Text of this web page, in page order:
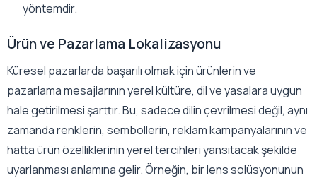
yöntemdir.
Ürün ve Pazarlama Lokalizasyonu
Küresel pazarlarda başarılı olmak için ürünlerin ve
pazarlama mesajlarının yerel kültüre, dil ve yasalara uygun
hale getirilmesi şarttır. Bu, sadece dilin çevrilmesi değil, aynı
zamanda renklerin, sembollerin, reklam kampanyalarının ve
hatta ürün özelliklerinin yerel tercihleri yansıtacak şekilde
uyarlanması anlamına gelir. Örneğin, bir lens solüsyonunun